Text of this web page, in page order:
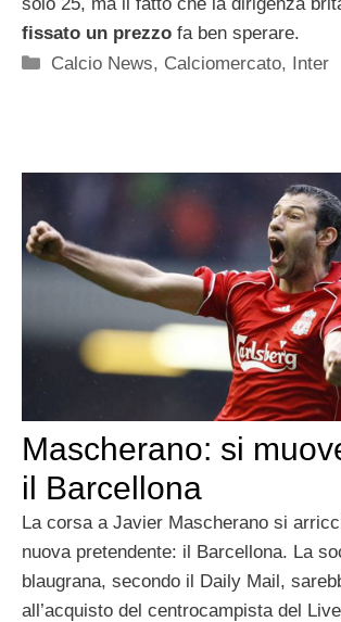
fissato un prezzo fa ben sperare.
Categorie
Calcio News, Calciomercato, Inter
Mascherano: si
il Barcellona
La corsa a Javier Mascherano si
nuova pretendente: il Barcellona. La
blaugrana, secondo il Daily Mail,
all’acquisto del centrocampista del